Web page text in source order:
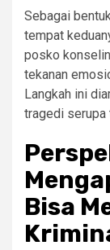
Sebagai
tempat
posko
tekanan
Langkah ini
tragedi serupa
Bisa